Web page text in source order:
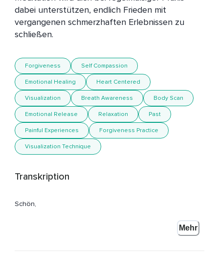
dabei unterstützen, endlich Frieden mit
vergangenen schmerzhaften Erlebnissen zu
schließen.
Forgiveness Self Compassion
Emotional Healing Heart Centered
Visualization Breath Awareness Body Scan
Emotional Release Relaxation Past
Painful Experiences Forgiveness Practice
Visualization Technique
Transkription
Schön,
Mehr